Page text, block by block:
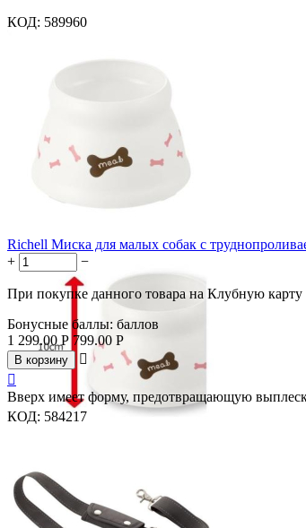
КОД: 589960
38%
Richell Миска для малых собак с
+
−
При покупке данного товара на Клубную карту
Бонусные баллы: баллов
1 299.00 Р 799.00 Р
В корзину


Вверх имеет форму, предотвращающую
КОД: 584217